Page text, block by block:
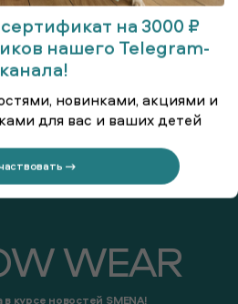
удлинённая (парка)
WEAR
курсе новостей SMENA!
на 3000 ₽
нашего Telegram-
канала!
новинками, акциями и
для вас и ваших детей
→